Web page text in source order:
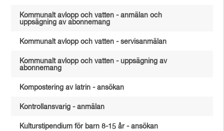
Kommunalt avlopp och vatten - anmälan och
uppsägning av abonnemang
Kommunalt avlopp och vatten - servisanmälan
Kommunalt avlopp och vatten - uppsägning av
abonnemang
Kompostering av latrin - ansökan
Kontrollansvarig - anmälan
Kulturstipendium för barn 8-15 år - ansökan